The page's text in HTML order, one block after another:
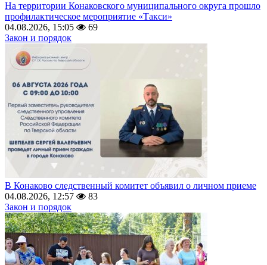
На территории Конаковского муниципального округа прошло
профилактическое мероприятие «Такси»
04.08.2026, 15:05
69
Закон и порядок
В Конаково следственный комитет объявил о личном приеме
04.08.2026, 12:57
83
Закон и порядок